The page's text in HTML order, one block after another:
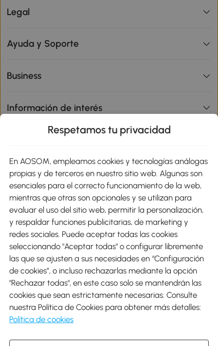
Legal
Ayuda y Soporte
Business
Información de interés
Métodos de Pago
Envíos
Descargar Aosom App
Google Play
Respetamos tu privacidad
En AOSOM, empleamos cookies y tecnologías análogas
propias y de terceros en nuestro sitio web. Algunas son
esenciales para el correcto funcionamiento de la web,
mientras que otras son opcionales y se utilizan para
evaluar el uso del sitio web, permitir la personalización,
y respaldar funciones publicitarias, de marketing y
redes sociales. Puede aceptar todas las cookies
seleccionando "Aceptar todas" o configurar libremente
las que se ajusten a sus necesidades en “Configuración
de cookies”, o incluso rechazarlas mediante la opción
"Rechazar todas", en este caso solo se mantendrán las
cookies que sean estrictamente necesarias. Consulte
nuestra Política de Cookies para obtener más detalles:
Política de cookies